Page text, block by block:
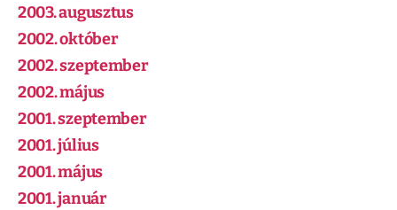
2003. augusztus
2002. október
2002. szeptember
2002. május
2001. szeptember
2001. július
2001. május
2001. január